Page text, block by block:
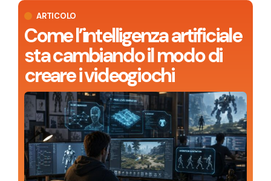
ARTICOLO
Come l’intelligenza artificiale
sta cambiando il modo di
creare i videogiochi